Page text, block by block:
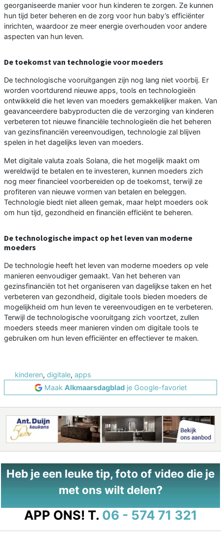
georganiseerde manier voor hun kinderen te zorgen. Ze kunnen
hun tijd beter beheren en de zorg voor hun baby’s efficiënter
inrichten, waardoor ze meer energie overhouden voor andere
aspecten van hun leven.
De toekomst van technologie voor moeders
De technologische vooruitgangen zijn nog lang niet voorbij. Er
worden voortdurend nieuwe apps, tools en technologieën
ontwikkeld die het leven van moeders gemakkelijker maken. Van
geavanceerdere babyproducten die de verzorging van kinderen
verbeteren tot nieuwe financiële technologieën die het beheren
van gezinsfinanciën vereenvoudigen, technologie zal blijven
spelen in het dagelijks leven van moeders.
Met digitale valuta zoals Solana, die het mogelijk maakt om
wereldwijd te betalen en te investeren, kunnen moeders zich
nog meer financieel voorbereiden op de toekomst, terwijl ze
profiteren van nieuwe vormen van betalen en beleggen.
Technologie biedt niet alleen gemak, maar helpt moeders ook
om hun tijd, gezondheid en financiën efficiënt te beheren.
De technologische impact op het leven van moderne
moeders
De technologie heeft het leven van moderne moeders op vele
manieren eenvoudiger gemaakt. Van het beheren van
gezinsfinanciën tot het organiseren van dagelijkse taken en het
verbeteren van gezondheid, digitale tools bieden moeders de
mogelijkheid om hun leven te vereenvoudigen en te verbeteren.
Terwijl de technologische vooruitgang zich voortzet, zullen
moeders steeds meer manieren vinden om digitale tools te
gebruiken om hun leven efficiënter en effectiever te maken.
kinderen, digitale, apps
Maak Alkmaarsdagbladje Google-favoriet
Heb je een leuke tip, foto of video die je
met ons wilt delen?
APP ONS! T. 06 - 574 71 321